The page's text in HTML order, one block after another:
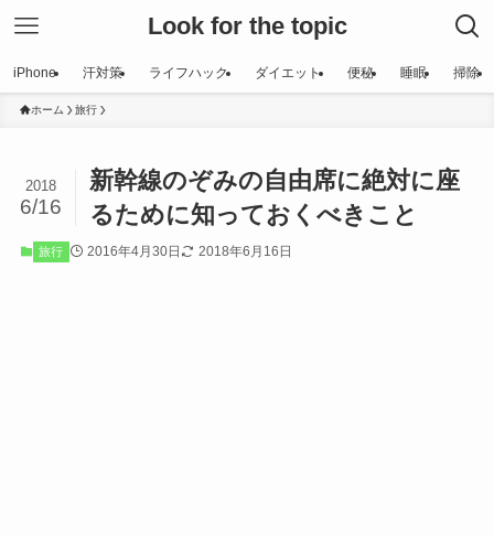
Look for the topic
iPhone 汗対策 ライフハック ダイエット 便秘 睡眠 掃除
ホーム 旅行
新幹線のぞみの自由席に絶対に座
るために知っておくべきこと
2018
6/16
旅行 2016年4月30日 2018年6月16日